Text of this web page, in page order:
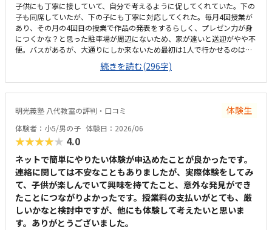
子供にも丁寧に接していて、自分で考えるように促してくれていた。下の
子も同席していたが、下の子にも丁寧に対応してくれた。毎月4回授業が
あり、その月の4回目の授業で作品の発表をするらしく、プレゼン力が身
につくかな？と思った駐車場が周辺にないため、家が遠いと送迎がやや不
便。バスがあるが、大通りにしか来ないため最初は1人で行かせるのはや
や不安。少人数制のため教室は狭いが先生の目は行き届きそうだと思う。
自習室も完備されているので、迎えの時間が遅くなっても自習室で待って
てもらえるので安心。プログラミングの料金はやや高めだが、プログラミ
ングだけでなく、プレゼン力なども育つかなと思うと、まぁありかな。
続きを読む(296字)
明光義塾 八代教室の評判・口コミ 体験生
体験者：小5/男の子 体験日：2026/06
★★★★★ 4.0
ネットで簡単にやりたい体験が申込めたことが良かったです。
連絡に関しては不安なこともありましたが、実際体験をしてみ
て、子供が楽しんでいて興味を持てたこと、意外な発見ができ
たことにつながりよかったです。授業料の支払いがとても、厳
しいかなと検討中ですが、他にも体験して考えたいと思いま
す。ありがとうございました。